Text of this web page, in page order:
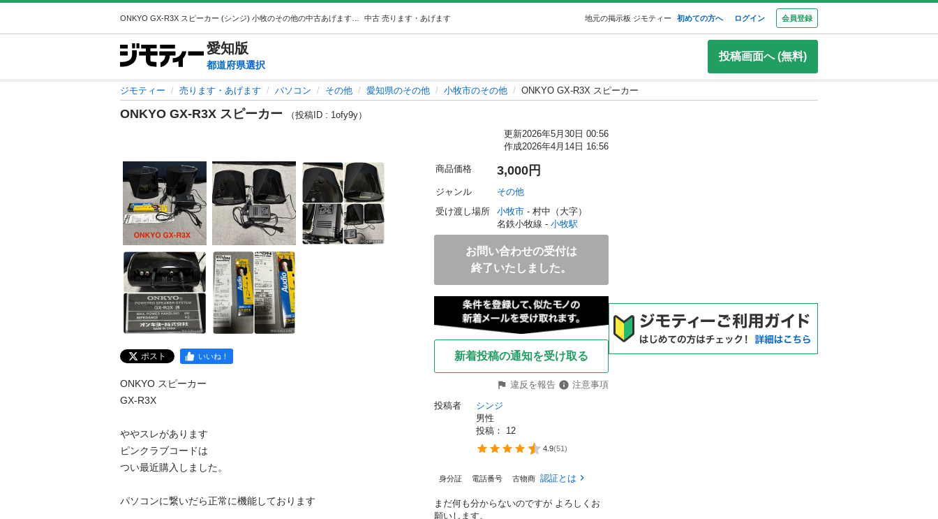
中古 売ります・あげます 地元の掲示板 ジモティー 初めての方へ ログイン 会員登録
愛知版
都道府県選択
投稿画面へ (無料)
ジモティー 売ります・あげます パソコン その他 愛知県のその他 小牧市のその他 ONKYO GX-R3X スピーカー
ONKYO GX-R3X スピーカー
（投稿ID : 1ofy9y）
更新2026年5月30日 00:56
作成2026年4月14日 16:56
ポスト いいね！
ONKYO スピーカー
GX-R3X
ややスレがあります
ピンクラブコードは
つい最近購入しました。
パソコンに繋いだら正常に機能しております
商品価格 3,000円
ジャンル
その他
受け渡し場所
小牧市 - 村中（大字）
名鉄小牧線 - 小牧駅
お問い合わせの受付は
終了いたしました。
新着投稿の通知を受け取る
違反を報告
注意事項
投稿者
シンジ
男性
投稿： 12
4.9(51 )
身分証 電話番号 古物商 認証とは
まだ何も分からないのですが よろしくお
願いします。